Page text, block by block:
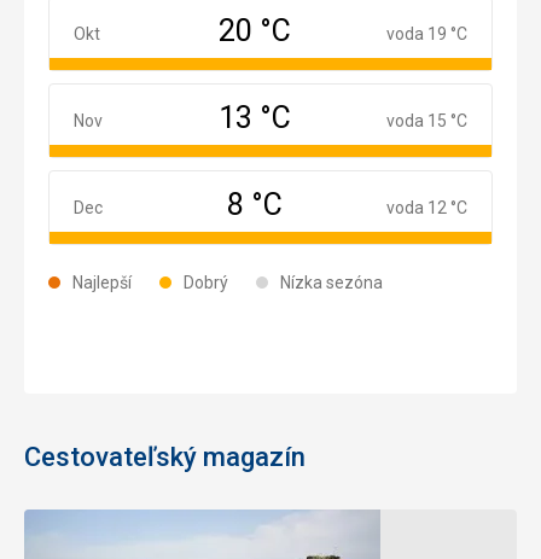
Najlepší Dobrý Nízka sezóna
Október
Okt 20 °C voda 19 °C
November
Nov 13 °C voda 15 °C
December
Dec 8 °C voda 12 °C
Cestovateľský magazín